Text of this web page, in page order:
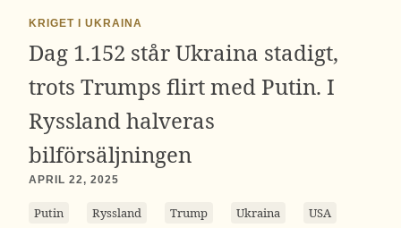
KRIGET I UKRAINA
Dag 1.152 står Ukraina stadigt,
trots Trumps flirt med Putin. I
Ryssland halveras
bilförsäljningen
APRIL 22, 2025
Putin Ryssland Trump Ukraina USA